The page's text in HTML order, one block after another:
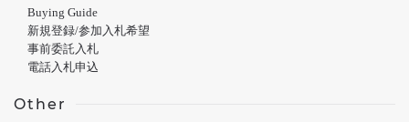
Buying Guide
新規登録/参加入札希望
事前委託入札
電話入札申込
Other